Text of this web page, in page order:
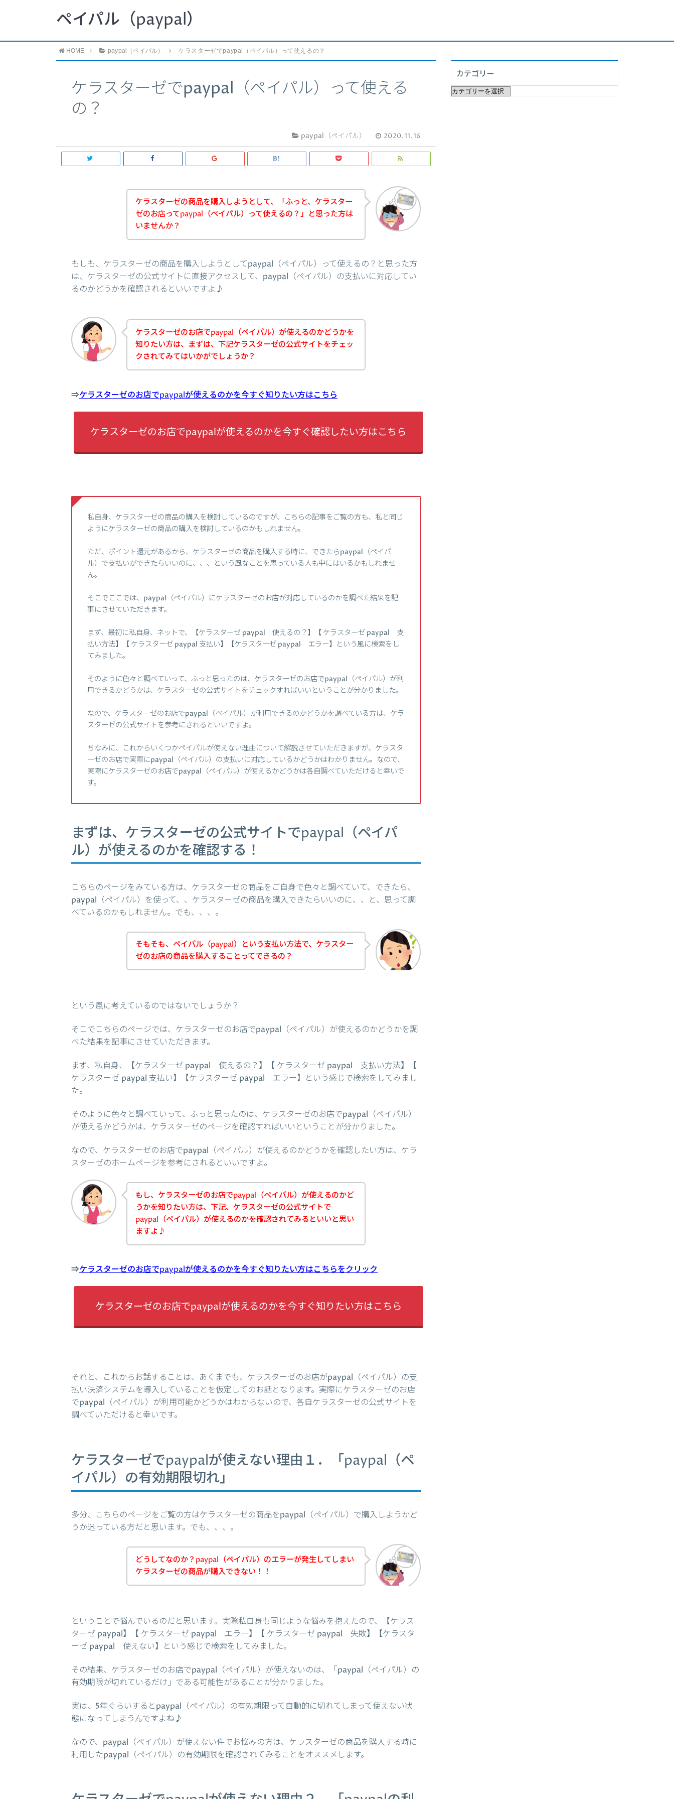
ペイパル（paypal）
HOME paypal（ペイパル） ケラスターゼでpaypal（ペイパル）って使えるの？
ケラスターゼでpaypal（ペイパル）って使える
の？
paypal（ペイパル） 2020.11.16
ケラスターゼの商品を購入しようとして、「ふっと、ケラスター
ゼのお店ってpaypal（ペイパル）って使えるの？」と思った方は
いませんか？
もしも、ケラスターゼの商品を購入しようとしてpaypal（ペイパル）って使えるの？と思った方
は、ケラスターゼの公式サイトに直接アクセスして、paypal（ペイパル）の支払いに対応してい
るのかどうかを確認されるといいですよ♪
ケラスターゼのお店でpaypal（ペイパル）が使えるのかどうかを
知りたい方は、まずは、下記ケラスターゼの公式サイトをチェッ
クされてみてはいかがでしょうか？
⇒ケラスターゼのお店でpaypalが使えるのかを今すぐ知りたい方はこちら
ケラスターゼのお店でpaypalが使えるのかを今すぐ確認したい方はこちら
私自身、ケラスターゼの商品の購入を検討しているのですが、こちらの記事をご覧の方も、私と同じ
ようにケラスターゼの商品の購入を検討しているのかもしれません。
ただ、ポイント還元があるから、ケラスターゼの商品を購入する時に、できたらpaypal（ペイパ
ル）で支払いができたらいいのに、、、という風なことを思っている人も中にはいるかもしれませ
ん。
そこでここでは、paypal（ペイパル）にケラスターゼのお店が対応しているのかを調べた結果を記
事にさせていただきます。
まず、最初に私自身、ネットで、【ケラスターゼ paypal 使えるの？】【 ケラスターゼ paypal 支
払い方法】【 ケラスターゼ paypal 支払い】【ケラスターゼ paypal エラー】という風に検索をし
てみました。
そのように色々と調べていって、ふっと思ったのは、ケラスターゼのお店でpaypal（ペイパル）が利
用できるかどうかは、ケラスターゼの公式サイトをチェックすればいいということが分かりました。
なので、ケラスターゼのお店でpaypal（ペイパル）が利用できるのかどうかを調べている方は、ケラ
スターゼの公式サイトを参考にされるといいですよ。
ちなみに、これからいくつかペイパルが使えない理由について解説させていただきますが、ケラスタ
ーゼのお店で実際にpaypal（ペイパル）の支払いに対応しているかどうかはわかりません。なので、
実際にケラスターゼのお店でpaypal（ペイパル）が使えるかどうかは各自調べていただけると幸いで
す。
まずは、ケラスターゼの公式サイトでpaypal（ペイパ
ル）が使えるのかを確認する！
こちらのページをみている方は、ケラスターゼの商品をご自身で色々と調べていて、できたら、
paypal（ペイパル）を使って、、ケラスターゼの商品を購入できたらいいのに、、と、思って調
べているのかもしれません。でも、、、。
そもそも、ペイパル（paypal）という支払い方法で、ケラスター
ゼのお店の商品を購入することってできるの？
という風に考えているのではないでしょうか？
そこでこちらのページでは、ケラスターゼのお店でpaypal（ペイパル）が使えるのかどうかを調
べた結果を記事にさせていただきます。
まず、私自身、【ケラスターゼ paypal 使えるの？】【 ケラスターゼ paypal 支払い方法】【
ケラスターゼ paypal 支払い】【ケラスターゼ paypal エラー】という感じで検索をしてみまし
た。
そのように色々と調べていって、ふっと思ったのは、ケラスターゼのお店でpaypal（ペイパル）
が使えるかどうかは、ケラスターゼのページを確認すればいいということが分かりました。
なので、ケラスターゼのお店でpaypal（ペイパル）が使えるのかどうかを確認したい方は、ケラ
スターゼのホームページを参考にされるといいですよ。
もし、ケラスターゼのお店でpaypal（ペイパル）が使えるのかど
うかを知りたい方は、下記、ケラスターゼの公式サイトで
paypal（ペイパル）が使えるのかを確認されてみるといいと思い
ますよ♪
⇒ケラスターゼのお店でpaypalが使えるのかを今すぐ知りたい方はこちらをクリック
ケラスターゼのお店でpaypalが使えるのかを今すぐ知りたい方はこちら
それと、これからお話することは、あくまでも、ケラスターゼのお店がpaypal（ペイパル）の支
払い決済システムを導入していることを仮定してのお話となります。実際にケラスターゼのお店
でpaypal（ペイパル）が利用可能かどうかはわからないので、各自ケラスターゼの公式サイトを
調べていただけると幸いです。
ケラスターゼでpaypalが使えない理由１．「paypal（ペ
イパル）の有効期限切れ」
多分、こちらのページをご覧の方はケラスターゼの商品をpaypal（ペイパル）で購入しようかど
うか迷っている方だと思います。でも、、、。
どうしてなのか？paypal（ペイパル）のエラーが発生してしまい
ケラスターゼの商品が購入できない！！
ということで悩んでいるのだと思います。実際私自身も同じような悩みを抱えたので、【ケラス
ターゼ paypal】【 ケラスターゼ paypal エラー】【 ケラスターゼ paypal 失敗】【ケラスタ
ーゼ paypal 使えない】という感じで検索をしてみました。
その結果、ケラスターゼのお店でpaypal（ペイパル）が使えないのは、「paypal（ペイパル）の
有効期限が切れているだけ」である可能性があることが分かりました。
実は、5年ぐらいするとpaypal（ペイパル）の有効期限って自動的に切れてしまって使えない状
態になってしまうんですよね♪
なので、paypal（ペイパル）が使えない件でお悩みの方は、ケラスターゼの商品を購入する時に
利用したpaypal（ペイパル）の有効期限を確認されてみることをオススメします。
カテゴリー